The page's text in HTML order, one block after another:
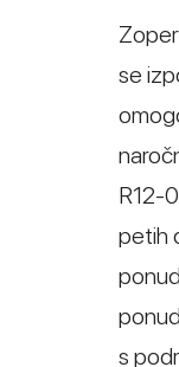
se
R12-
petih
s